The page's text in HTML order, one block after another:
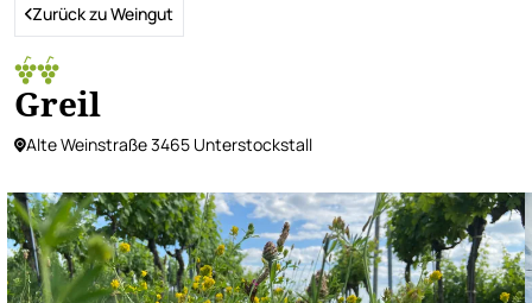
Zurück zu Weingut
Greil
Alte Weinstraße 3465 Unterstockstall